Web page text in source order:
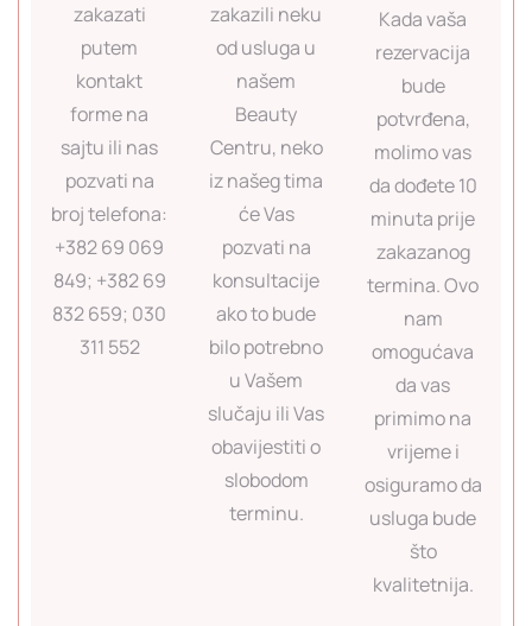
zakazati
putem
kontakt
forme na
sajtu ili nas
pozvati na
broj telefona:
+382 69 069
849; +382 69
832 659; 030
311 552
zakazili neku
od usluga u
našem
Beauty
Centru, neko
iz našeg tima
će Vas
pozvati na
konsultacije
ako to bude
bilo potrebno
u Vašem
slučaju ili Vas
obavijestiti o
slobodom
terminu.
Kada vaša
rezervacija
bude
potvrđena,
molimo vas
da dođete 10
minuta prije
zakazanog
termina. Ovo
nam
omogućava
da vas
primimo na
vrijeme i
osiguramo da
usluga bude
što
kvalitetnija.